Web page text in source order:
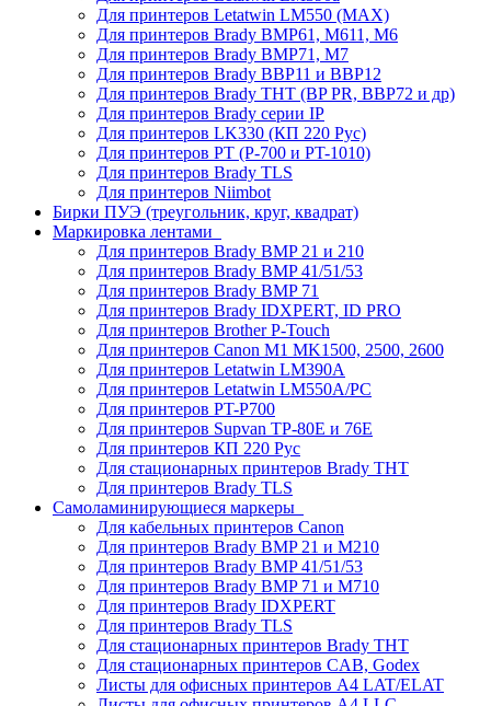
Для принтеров Letatwin LM550 (MAX)
Для принтеров Brady BMP61, M611, M6
Для принтеров Brady BMP71, M7
Для принтеров Brady BBP11 и BBP12
Для принтеров Brady THT (BP PR, BBP72 и др)
Для принтеров Brady серии IP
Для принтеров LK330 (КП 220 Рус)
Для принтеров PT (P-700 и PT-1010)
Для принтеров Brady TLS
Для принтеров Niimbot
Бирки ПУЭ (треугольник, круг, квадрат)
Маркировка лентами
Для принтеров Brady BMP 21 и 210
Для принтеров Brady BMP 41/51/53
Для принтеров Brady BMP 71
Для принтеров Brady IDXPERT, ID PRO
Для принтеров Brother P-Touch
Для принтеров Canon M1 MK1500, 2500, 2600
Для принтеров Letatwin LM390A
Для принтеров Letatwin LM550A/PC
Для принтеров PT-P700
Для принтеров Supvan TP-80E и 76E
Для принтеров КП 220 Рус
Для стационарных принтеров Brady THT
Для принтеров Brady TLS
Самоламинирующиеся маркеры
Для кабельных принтеров Canon
Для принтеров Brady BMP 21 и M210
Для принтеров Brady BMP 41/51/53
Для принтеров Brady BMP 71 и M710
Для принтеров Brady IDXPERT
Для принтеров Brady TLS
Для стационарных принтеров Brady THT
Для стационарных принтеров CAB, Godex
Листы для офисных принтеров А4 LAT/ELAT